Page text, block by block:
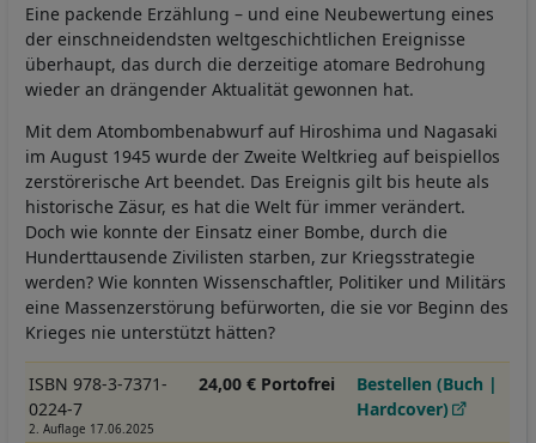
Eine packende Erzählung – und eine Neubewertung eines
der einschneidendsten weltgeschichtlichen Ereignisse
überhaupt, das durch die derzeitige atomare Bedrohung
wieder an drängender Aktualität gewonnen hat.
Mit dem Atombombenabwurf auf Hiroshima und Nagasaki
im August 1945 wurde der Zweite Weltkrieg auf beispiellos
zerstörerische Art beendet. Das Ereignis gilt bis heute als
historische Zäsur, es hat die Welt für immer verändert.
Doch wie konnte der Einsatz einer Bombe, durch die
Hunderttausende Zivilisten starben, zur Kriegsstrategie
werden? Wie konnten Wissenschaftler, Politiker und Militärs
eine Massenzerstörung befürworten, die sie vor Beginn des
Krieges nie unterstützt hätten?
ISBN 978-3-7371-
0224-7
2. Auflage 17.06.2025
24,00 € Portofrei
Bestellen (Buch |
Hardcover)